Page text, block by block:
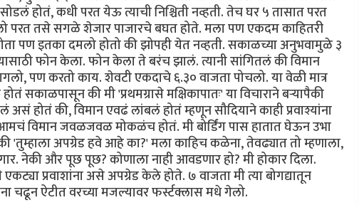
होतं, कधी परत येऊ त्याची निश्चिती नव्हती. तेच घर ५ तासात परत
परत तसे सगळे शेजार पाजारचे बघत होते. मला पण एकदम काहितरी
पण इतका दमलो होतो की झोपही येत नव्हती. सकाळच्या अनुभवामुळे ३
फोन केला. फोन केला ते बरंच झालं. त्यानी सांगितलं की विमान
पण करतो काय. शेवटी एकदाचे ६.३० वाजता पोचलो. या वेळी मात्र
की मी 'प्रथमग्रासे मक्षिकापातः' या विचाराने बर्‍यापैकी
होतं की, विमान एवढं लांबलं होतं म्हणून सौदियाने काही प्रवाश्यांना
विमान जवळजवळ मोकळंच होतं. मी बोर्डिंग पास हातात घेऊन उभा
'तुम्हाला अपग्रेड हवे आहे का?' मला काहिच कळेना, तेवढ्यात तो म्हणाला,
नेकी और पूछ पूछ? कोणाला नाही आवडणार हो? मी होकार दिला.
प्रवाशांना असे अपग्रेड केले होते. ७ वाजता मी त्या बोगद्यातून
चढून ऐटीत वरच्या मजल्यावर फर्स्टक्लास मधे गेलो.